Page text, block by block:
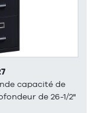
capacité de
de 26-1/2"